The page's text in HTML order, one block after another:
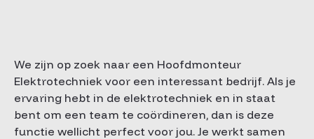
We zijn op zoek naar een Hoofdmonteur
Elektrotechniek voor een interessant bedrijf. Als je
ervaring hebt in de elektrotechniek en in staat
bent om een team te coördineren, dan is deze
functie wellicht perfect voor jou. Je werkt samen